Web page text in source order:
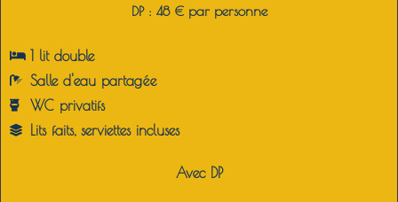
DP : 48 € par personne
1 lit double
Salle d'eau partagée
WC privatifs
Lits faits, serviettes incluses
Avec DP